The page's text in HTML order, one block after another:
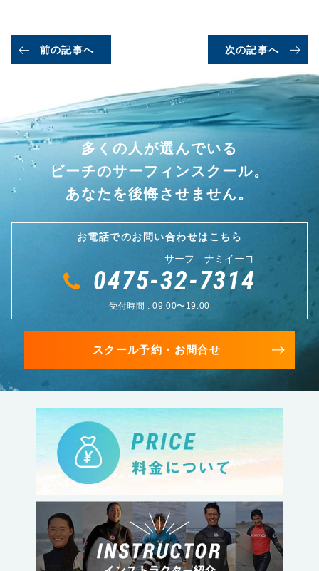
前の記事へ 次の記事へ
多くの人が選んでいる
ビーチのサーフィンスクール。
あなたを後悔させません。
お電話でのお問い合わせはこちら
サーフ ナミイーヨ
0475-32-7314
受付時間 : 09:00〜19:00
スクール予約・お問合せ